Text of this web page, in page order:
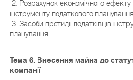
2. Розрахунок економічного ефекту
інструменту податкового
3. Засоби протидії податківців
планування.
Тема 6. Внесення майна до
компанії